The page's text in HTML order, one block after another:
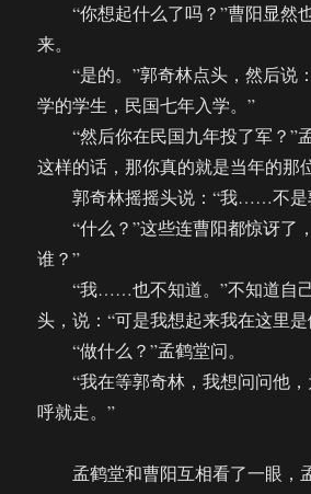
“你想起什么了吗？”曹阳显然
来。
“是的。”郭奇林点头，然后说
学的学生，民国七年入学。”
“然后你在民国九年投了军？”
这样的话，那你真的就是当年的那
郭奇林摇摇头说：“我……不是
“什么？”这些连曹阳都惊讶了
谁？”
“我……也不知道。”不知道自
头，说：“可是我想起来我在这里
“做什么？”孟鹤堂问。
“我在等郭奇林，我想问问他，
呼就走。”
孟鹤堂和曹阳互相看了一眼，